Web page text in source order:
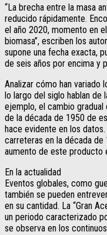
“La brecha entre la masa
reducido rápidamente.
el año 2020, momento en
biomasa”, escriben los
supone una fecha exacta,
de seis años por encima y
Analizar cómo han variado
lo largo del siglo hablan de
ejemplo, el cambio
de la década de 1950 de
hace evidente en los
carreteras en la década de
aumento de este producto
En la actualidad
Eventos globales, como
también se pueden
en su cantidad. La “Gran
un periodo caracterizado
se observa en los